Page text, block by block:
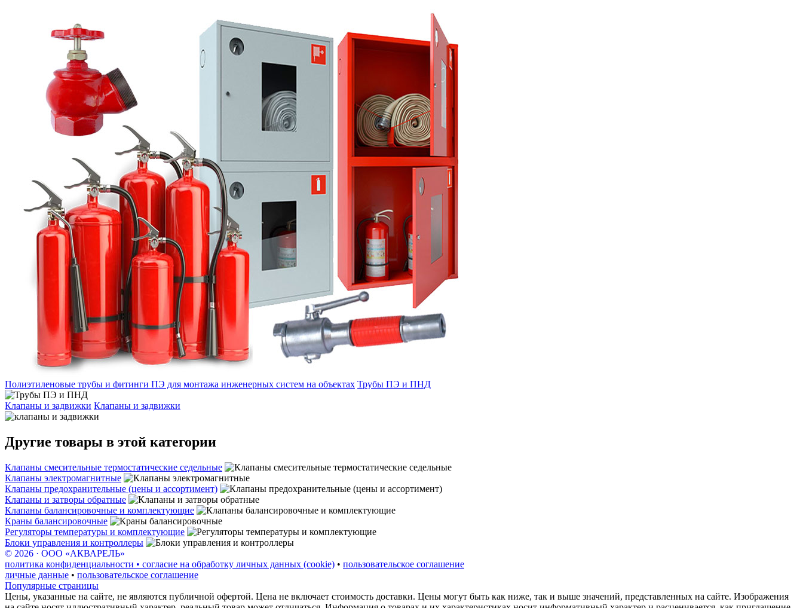
Полиэтиленовые трубы и фитинги ПЭ для монтажа инженерных систем на объектах Трубы ПЭ и ПНД
Клапаны и задвижки Клапаны и задвижки
Другие товары в этой категории
Клапаны смесительные термостатические седельные
Клапаны электромагнитные
Клапаны предохранительные (цены и ассортимент)
Клапаны и затворы обратные
Клапаны балансировочные и комплектующие
Краны балансировочные
Регуляторы температуры и комплектующие
Блоки управления и контроллеры
© 2026 · ООО «АКВАРЕЛЬ»
политика конфиденциальности • согласие на обработку личных данных (cookie) • пользовательское соглашение
личные данные • пользовательское соглашение
Популярные страницы
Цены, указанные на сайте, не являются публичной офертой. Цена не включает стоимость доставки. Цены могут быть как ниже, так и выше значений, представленных на сайте. Изображения